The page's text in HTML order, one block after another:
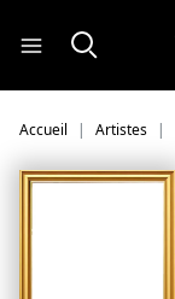
Accueil Artistes